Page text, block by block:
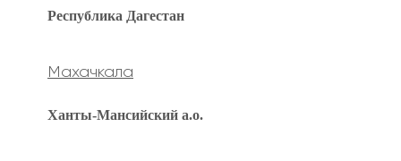
Республика Дагестан
Махачкала
Ханты-Мансийский а.о.